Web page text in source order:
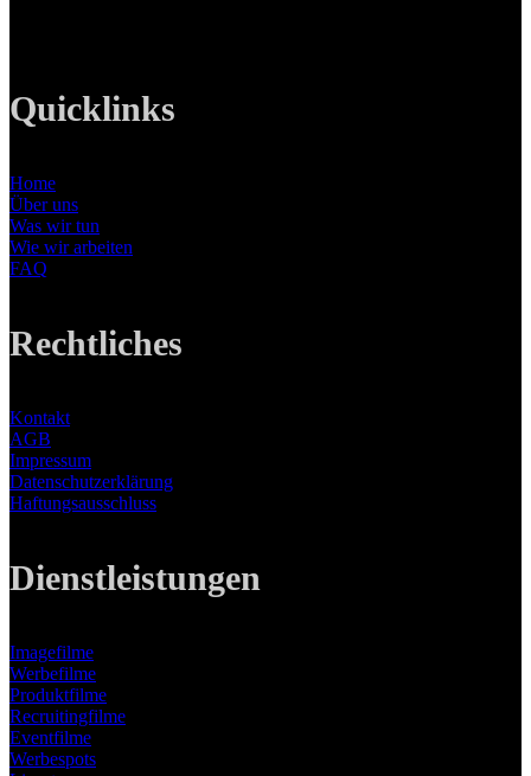
Quicklinks
Home
Über uns
Was wir tun
Wie wir arbeiten
FAQ
Rechtliches
Kontakt
AGB
Impressum
Datenschutzerklärung
Haftungsausschluss
Dienstleistungen
Imagefilme
Werbefilme
Produktfilme
Recruitingfilme
Eventfilme
Werbespots